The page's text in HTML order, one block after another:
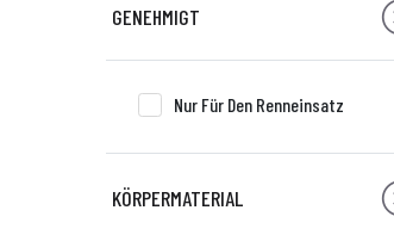
GENEHMIGT
Nur Für Den Renneinsatz
KÖRPERMATERIAL